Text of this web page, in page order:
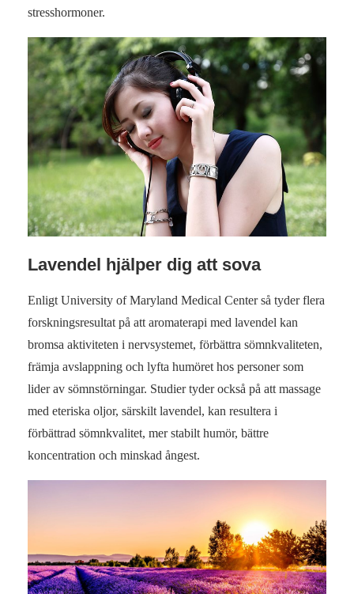
stresshormoner.
Lavendel hjälper dig att sova
Enligt University of Maryland Medical Center så tyder flera
forskningsresultat på att aromaterapi med lavendel kan
bromsa aktiviteten i nervsystemet, förbättra sömnkvaliteten,
främja avslappning och lyfta humöret hos personer som
lider av sömnstörningar. Studier tyder också på att massage
med eteriska oljor, särskilt lavendel, kan resultera i
förbättrad sömnkvalitet, mer stabilt humör, bättre
koncentration och minskad ångest.